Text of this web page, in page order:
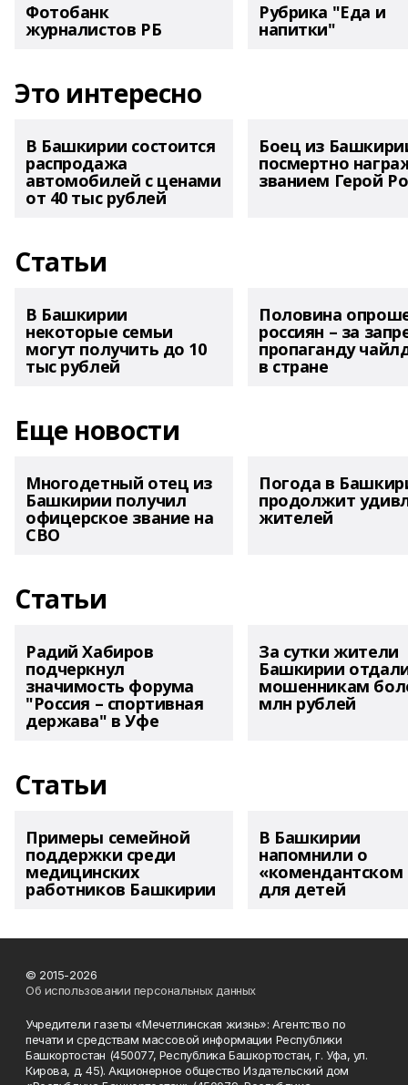
Фотобанк
журналистов РБ
Рубрика "Еда и
напитки"
Это интересно
В Башкирии состоится
распродажа
автомобилей с ценами
от 40 тыс рублей
Боец из
посмертно
званием Герой
Статьи
В Башкирии
некоторые семьи
могут получить до 10
тыс рублей
Половина
россиян – за
пропаганду
в стране
Еще новости
Многодетный отец из
Башкирии получил
офицерское звание на
СВО
Погода в
продолжит
жителей
Статьи
Радий Хабиров
подчеркнул
значимость форума
"Россия – спортивная
держава" в Уфе
За сутки жители
Башкирии
мошенникам
млн рублей
Статьи
Примеры семейной
поддержки среди
медицинских
работников Башкирии
В Башкирии
напомнили о
«комендантском
для детей
© 2015-2026
Об использовании персональных данных
Учредители газеты «Мечетлинская жизнь»: Агентство по
печати и средствам массовой информации Республики
Башкортостан (450077, Республика Башкортостан, г. Уфа, ул.
Кирова, д. 45). Акционерное общество Издательский дом